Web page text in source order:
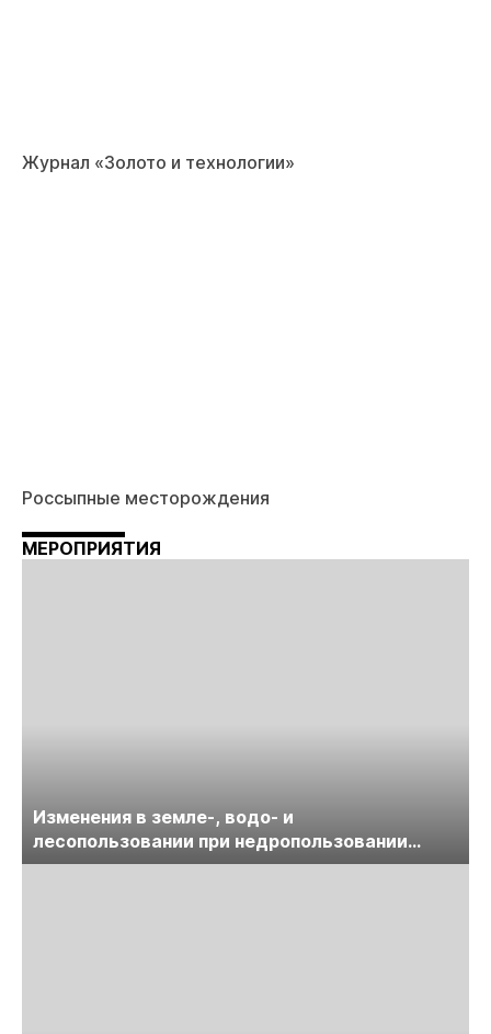
Журнал «Золото и технологии»
Россыпные месторождения
МЕРОПРИЯТИЯ
Изменения в земле-, водо- и
лесопользовании при недропользовании
обсудят на семинаре «ПравоТЭК»